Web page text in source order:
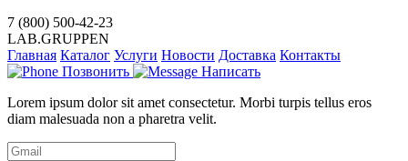
7 (800) 500-42-23
LAB.GRUPPEN
Главная Каталог Услуги Новости Доставка Контакты
Позвонить
Написать
Lorem ipsum dolor sit amet consectetur. Morbi turpis tellus eros
diam malesuada non a pharetra velit.